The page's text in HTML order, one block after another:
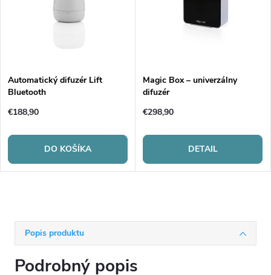
Popis produktu
Podrobný popis
Automatický difuzér Lift
Bluetooth
€188,90
DO KOŠÍKA
Magic Box – univerzálny
difuzér
€298,90
DETAIL